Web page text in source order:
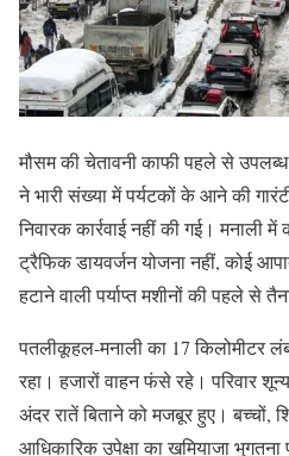
मौसम की चेतावनी काफी पहले से
ने भारी संख्या में पर्यटकों के आने की
निवारक कार्रवाई नहीं की गई। मनाली
ट्रैफिक डायवर्जन योजना नहीं, कोई
हटाने वाली पर्याप्त मशीनों की पहले से
पतलीकूहल-मनाली का 17 किलोमीटर
रहा। हजारों वाहन फंसे रहे। परिवार
अंदर रातें बिताने को मजबूर हुए। बच्चों,
आधिकारिक उपेक्षा का खमियाजा